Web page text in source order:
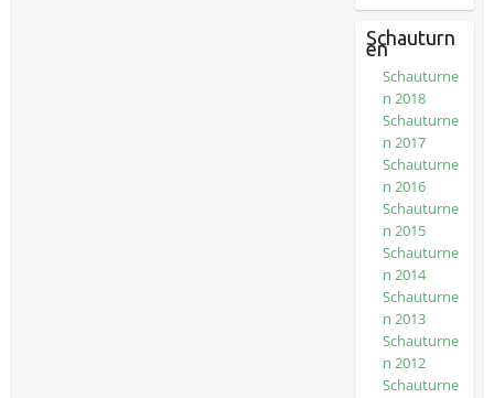
Schauturn
en
Schauturne
n 2018
Schauturne
n 2017
Schauturne
n 2016
Schauturne
n 2015
Schauturne
n 2014
Schauturne
n 2013
Schauturne
n 2012
Schauturne